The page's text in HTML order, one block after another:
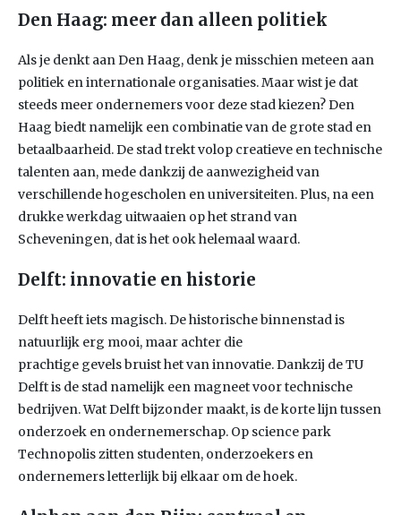
Den Haag: meer dan alleen politiek
Als je denkt aan Den Haag, denk je misschien meteen aan
politiek en internationale organisaties. Maar wist je dat
steeds meer ondernemers voor deze stad kiezen? Den
Haag biedt namelijk een combinatie van de grote stad en
betaalbaarheid. De stad trekt volop creatieve en technische
talenten aan, mede dankzij de aanwezigheid van
verschillende hogescholen en universiteiten. Plus, na een
drukke werkdag uitwaaien op het strand van
Scheveningen, dat is het ook helemaal waard.
Delft: innovatie en historie
Delft heeft iets magisch. De historische binnenstad is
natuurlijk erg mooi, maar achter die
prachtige gevels bruist het van innovatie. Dankzij de TU
Delft is de stad namelijk een magneet voor technische
bedrijven. Wat Delft bijzonder maakt, is de korte lijn tussen
onderzoek en ondernemerschap. Op science park
Technopolis zitten studenten, onderzoekers en
ondernemers letterlijk bij elkaar om de hoek.